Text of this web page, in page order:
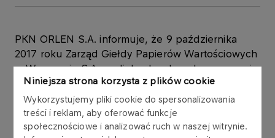
Niniejsza strona korzysta z plików cookie
Wykorzystujemy pliki cookie do spersonalizowania
treści i reklam, aby oferować funkcje
społecznościowe i analizować ruch w naszej witrynie.
PKN ORLEN S.A. informuje, że 9 października
2017 roku Zarząd Giełdy Papierów Wartościowych
w Warszawie S.A. podjął uchwałę o dopuszczeniu
2 000 000 obligacji serii A (ISIN PLPKN0000158)
do obrotu giełdowego na rynku regulowanym w
ramach platformy Catalyst („Obligacje”). Obligacje
zostały wyemitowane przez PKN ORLEN S.A. w